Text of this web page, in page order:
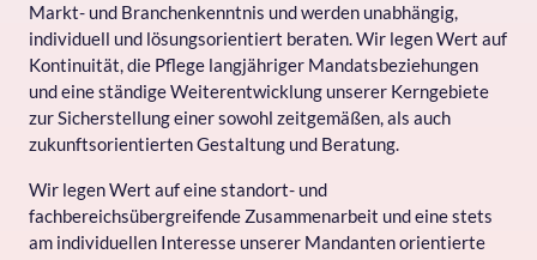
Markt- und Branchenkenntnis und werden unabhängig,
individuell und lösungsorientiert beraten. Wir legen Wert auf
Kontinuität, die Pflege langjähriger Mandatsbeziehungen
und eine ständige Weiterentwicklung unserer Kerngebiete
zur Sicherstellung einer sowohl zeitgemäßen, als auch
zukunftsorientierten Gestaltung und Beratung.
Wir legen Wert auf eine standort- und
fachbereichsübergreifende Zusammenarbeit und eine stets
am individuellen Interesse unserer Mandanten orientierte